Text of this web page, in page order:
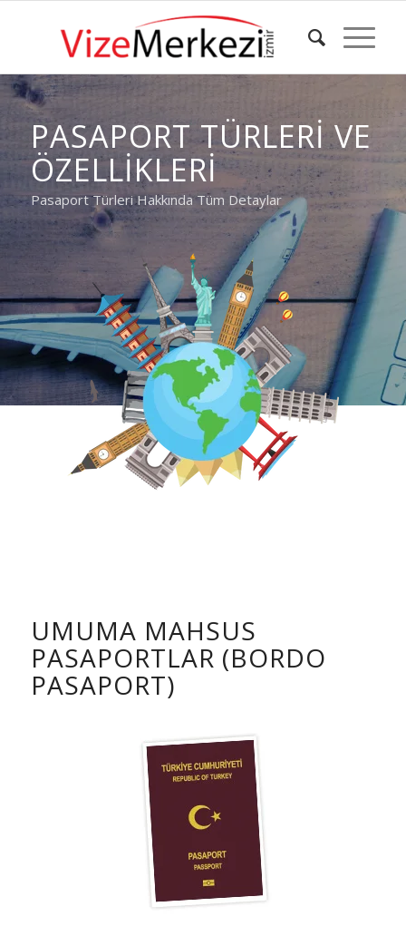
PASAPORT TÜRLERI VE
ÖZELLIKLERI
Pasaport Türleri Hakkında Tüm Detaylar
UMUMA MAHSUS
PASAPORTLAR (BORDO
PASAPORT)